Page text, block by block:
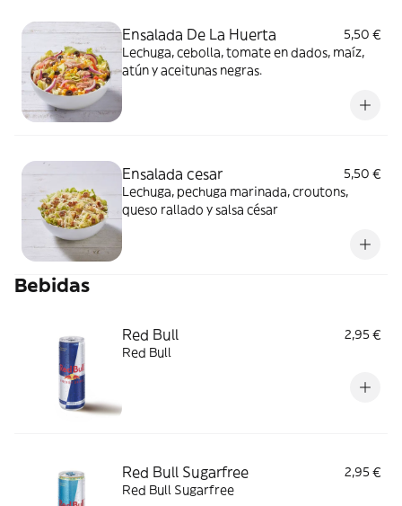
Ensalada De La Huerta
5,50 €
Lechuga, cebolla, tomate en dados, maíz,
atún y aceitunas negras.
Ensalada cesar
5,50 €
Lechuga, pechuga marinada, croutons,
queso rallado y salsa césar
Bebidas
Red Bull
2,95 €
Red Bull
Red Bull Sugarfree
2,95 €
Red Bull Sugarfree